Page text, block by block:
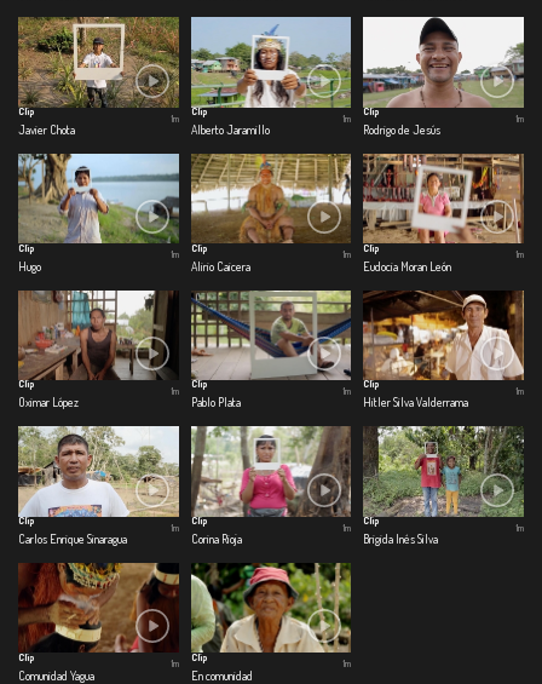
Clip
Javier Chota
1m
Clip
Alberto Jaramillo
1m
Clip
Rodrigo de Jesús
1m
Clip
Hugo
1m
Clip
Alirio Caicera
1m
Clip
Eudocia Moran León
1m
Clip
Oximar López
1m
Clip
Pablo Plata
1m
Clip
Hitler Silva Valderrama
1m
Clip
Carlos Enrique Sinaragua
1m
Clip
Corina Rioja
1m
Clip
Brigida Inés Silva
1m
Clip
Comunidad Yagua
1m
Clip
En comunidad
1m